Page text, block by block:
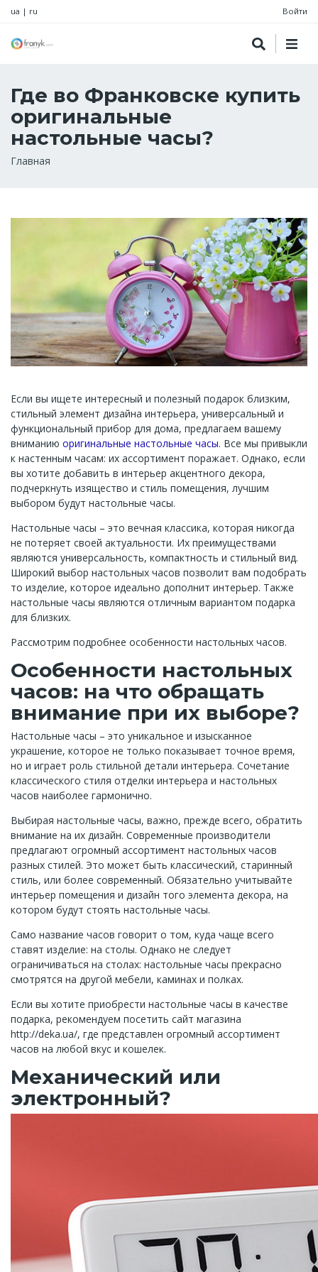
ua | ru Войти
Где во Франковске купить
оригинальные
настольные часы?
Строка
Главная
Если вы ищете интересный и полезный подарок близким,
стильный элемент дизайна интерьера, универсальный и
функциональный прибор для дома, предлагаем вашему
вниманию оригинальные настольные часы. Все мы привыкли
к настенным часам: их ассортимент поражает. Однако, если
вы хотите добавить в интерьер акцентного декора,
подчеркнуть изящество и стиль помещения, лучшим
выбором будут настольные часы.
Настольные часы – это вечная классика, которая никогда
не потеряет своей актуальности. Их преимуществами
являются универсальность, компактность и стильный вид.
Широкий выбор настольных часов позволит вам подобрать
то изделие, которое идеально дополнит интерьер. Также
настольные часы являются отличным вариантом подарка
для близких.
Рассмотрим подробнее особенности настольных часов.
Особенности настольных
часов: на что обращать
внимание при их выборе?
Настольные часы – это уникальное и изысканное
украшение, которое не только показывает точное время,
но и играет роль стильной детали интерьера. Сочетание
классического стиля отделки интерьера и настольных
часов наиболее гармонично.
Выбирая настольные часы, важно, прежде всего, обратить
внимание на их дизайн. Современные производители
предлагают огромный ассортимент настольных часов
разных стилей. Это может быть классический, старинный
стиль, или более современный. Обязательно учитывайте
интерьер помещения и дизайн того элемента декора, на
котором будут стоять настольные часы.
Само название часов говорит о том, куда чаще всего
ставят изделие: на столы. Однако не следует
ограничиваться на столах: настольные часы прекрасно
смотрятся на другой мебели, каминах и полках.
Если вы хотите приобрести настольные часы в качестве
подарка, рекомендуем посетить сайт магазина
http://deka.ua/, где представлен огромный ассортимент
часов на любой вкус и кошелек.
Механический или
электронный?